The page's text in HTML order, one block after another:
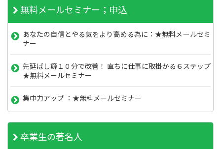
無料メールセミナー；申込
あなたの自信とやる気をより高める為に：★無料メールセミ
ナー
先延ばし癖１０分で改善！ 直ちに仕事に取掛かる６ステップ
★無料メールセミナー
集中力アップ ：★無料メールセミナー
卒業生の著名人